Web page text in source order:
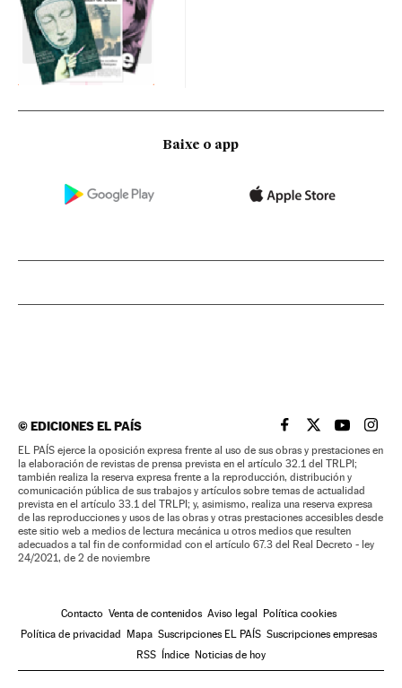
Baixe o app
©EDICIONES EL PAÍS EL PAÍS BRASIL EN
EL PAÍSEL PAÍS
EL
EL PAÍS ejerce la oposición expresa frente al uso de sus obras y prestaciones en
la elaboración de revistas de prensa prevista en el artículo 32.1 del TRLPI;
también realiza la reserva expresa frente a la reproducción, distribución y
comunicación pública de sus trabajos y artículos sobre temas de actualidad
prevista en el artículo 33.1 del TRLPI; y, asimismo, realiza una reserva expresa
de las reproducciones y usos de las obras y otras prestaciones accesibles desde
este sitio web a medios de lectura mecánica u otros medios que resulten
adecuados a tal fin de conformidad con el artículo 67.3 del Real Decreto - ley
24/2021, de 2 de noviembre
Contacto Venta de contenidos Aviso legal
Política cookies
Política de privacidad
Mapa Suscripciones EL PAÍS Suscripciones empresas
RSS
Índice Noticias de hoy